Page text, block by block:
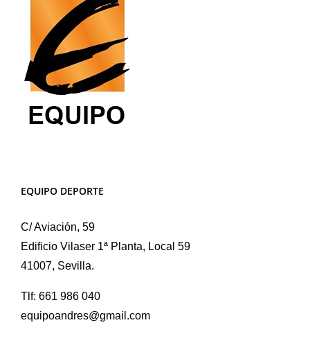
EQUIPO DEPORTE
C/ Aviación, 59
Edificio Vilaser 1ª Planta, Local 59
41007, Sevilla.
Tlf: 661 986 040
equipoandres@gmail.com